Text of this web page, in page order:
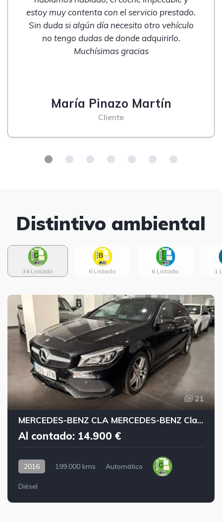
estoy muy contenta con el servicio prestado.
Sin duda si algún día necesito otro vehículo
no tengo dudas de donde adquirirlo.
Muchísimas gracias
María Pinazo Martín
Cliente
Distintivo ambiental
34 Listado 6 Listado 6 Listado 1
21
MERCEDES-BENZ CLA MERCEDES-BENZ Clase CLA CLA 200 d AMG Line Shooting Brake
Al contado: 14.900 €
2016 199.000 kms Automático
Diésel